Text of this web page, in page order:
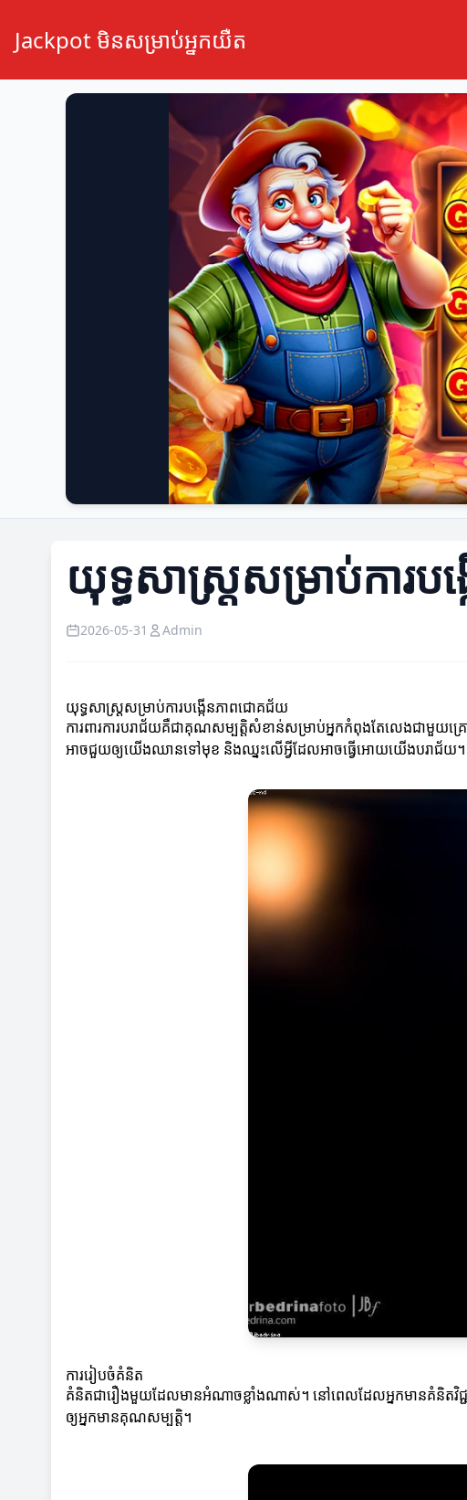
Jackpot មិនសម្រាប់អ្នកយឺត
យុទ្ធសាស្ត្រសម្រាប់ការ
2026-05-31 Admin
យុទ្ធសាស្ត្រសម្រាប់ការបង្កើនភាពជោគជ័យ
ការពារការបរាជ័យគឺជាគុណសម្បត្តិសំខាន់សម្រាប់អ្នកកំពុងតែលេងជាមួយគ្រ
អាចជួយឲ្យយើងឈានទៅមុខ និងឈ្នះលើអ្វីដែលអាចធ្វើអោយយើងបរាជ័យ។
ការរៀបចំគំនិត
គំនិតជារឿងមួយដែលមានអំណាចខ្លាំងណាស់។ នៅពេលដែលអ្នកមានគំនិតវិជ្ជ
ឲ្យអ្នកមានគុណសម្បត្តិ។